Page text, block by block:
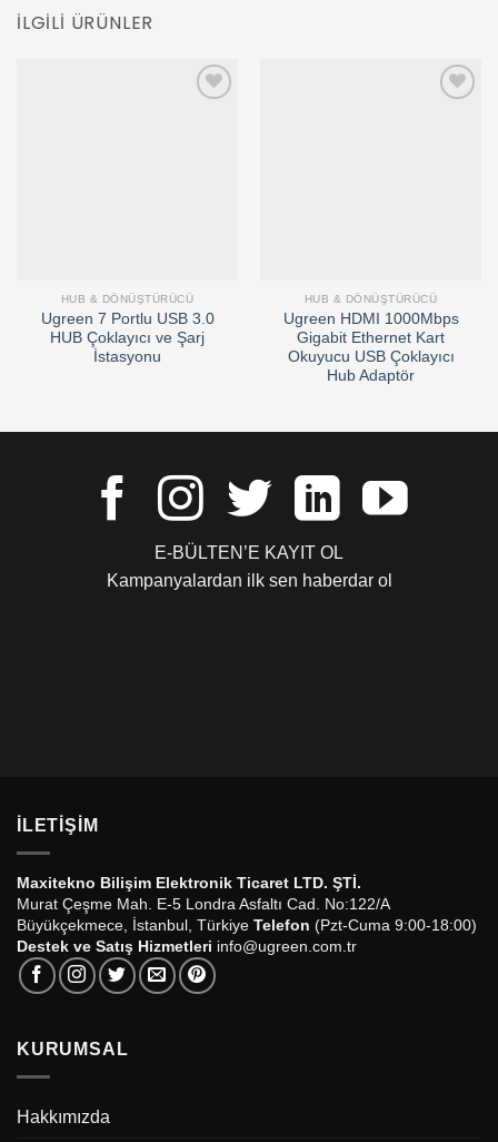
İLGILI ÜRÜNLER
HUB & DÖNÜŞTÜRÜCÜ
Ugreen 7 Portlu USB 3.0
HUB Çoklayıcı ve Şarj
İstasyonu
HUB & DÖNÜŞTÜRÜCÜ
Ugreen HDMI 1000Mbps
Gigabit Ethernet Kart
Okuyucu USB Çoklayıcı
Hub Adaptör
E-BÜLTEN’E KAYIT OL
Kampanyalardan ilk sen haberdar ol
İLETIŞIM
Maxitekno Bilişim Elektronik Ticaret LTD. ŞTİ.
Murat Çeşme Mah. E-5 Londra Asfaltı Cad. No:122/A
Büyükçekmece, İstanbul, Türkiye Telefon (Pzt-Cuma 9:00-18:00)
Destek ve Satış Hizmetleri info@ugreen.com.tr
KURUMSAL
Hakkımızda